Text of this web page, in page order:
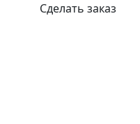
Сделать заказ